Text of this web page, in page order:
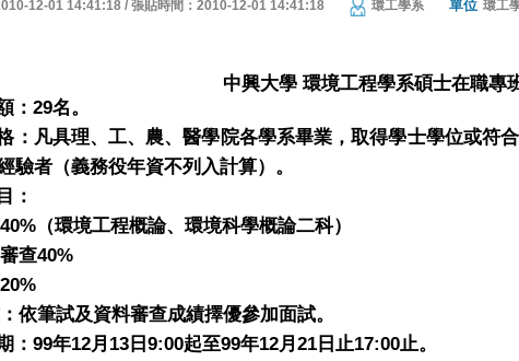
12-01 14:41:18 / 張貼時間：2010-12-01 14:41:18 環工學系 單位 環工
中興大學 環境工程學系碩士在職專
： 29名。
： 凡具理、工、農、醫學院各學系畢業，取得學士學位或符
驗者（義務役年資不列入計算） 。
：
40% （環境工程概論、環境科學概論二科）
查40%
20%
依筆試及資料審查成績擇優參加面試。
： 99年12月 13 日 9:00起至99年12月 21 日 止17:00止。